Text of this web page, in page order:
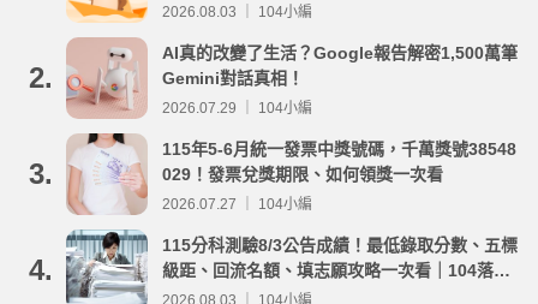
2026.08.03 ｜ 104小編
2.
AI真的改變了生活？Google報告解密1,500萬筆
Gemini對話真相！
2026.07.29 ｜ 104小編
3.
115年5-6月統一發票中獎號碼，千萬獎號38548
029！發票兌獎期限、如何領獎一次看
2026.07.27 ｜ 104小編
4.
115分科測驗8/3公告成績！最低錄取分數、五標
級距、回流名額、填志願攻略一次看｜104落點
分析